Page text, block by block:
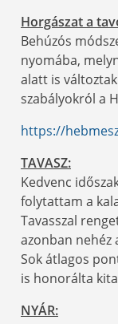
Horgászat a
Behúzós
nyomába,
alatt is
szabályokról a
https://
TAVASZ:
Kedvenc
folytattam a
Tavasszal
azonban nehéz
Sok átlagos
is honorálta
NYÁR: